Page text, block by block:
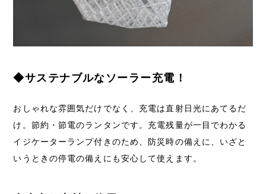
◆サステナブルなソーラー充電！
おしゃれな雰囲気だけでなく、充電は直射日光にあてるだ
け。節約・節電のランタンです。充電残量が一目でわかる
イジケーターランプ付きのため、防災時の備えに、いざと
いうときの停電の備えにも安心して使えます。